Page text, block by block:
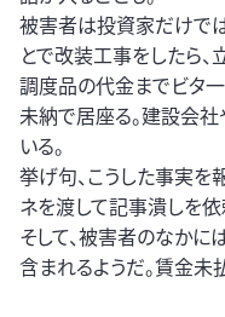
被害者は投資家だけで
とで改装工事をしたら
調度品の代金までビタ
未納で居座る。建設会
いる。
挙げ句、こうした事実
ネを渡して記事潰しを依
そして、被害者のなか
含まれるようだ。賃金未